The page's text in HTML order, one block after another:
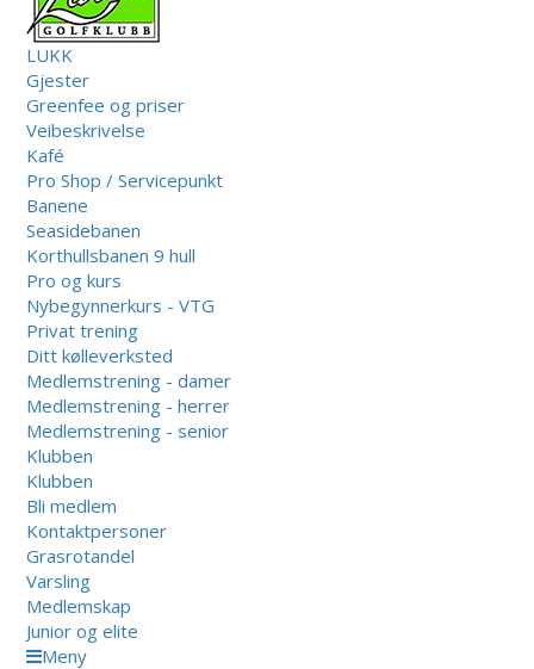
LUKK
Gjester
Greenfee og priser
Veibeskrivelse
Kafé
Pro Shop / Servicepunkt
Banene
Seasidebanen
Korthullsbanen 9 hull
Pro og kurs
Nybegynnerkurs - VTG
Privat trening
Ditt kølleverksted
Medlemstrening - damer
Medlemstrening - herrer
Medlemstrening - senior
Klubben
Klubben
Bli medlem
Kontaktpersoner
Grasrotandel
Varsling
Medlemskap
Junior og elite
Meny